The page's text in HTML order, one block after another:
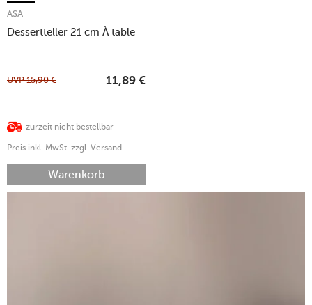
Dessertteller 21 cm À table
ASA
zurzeit nicht bestellbar
UVP15,90 € 11,89 €
Preis inkl. MwSt. zzgl. Versand
Warenkorb